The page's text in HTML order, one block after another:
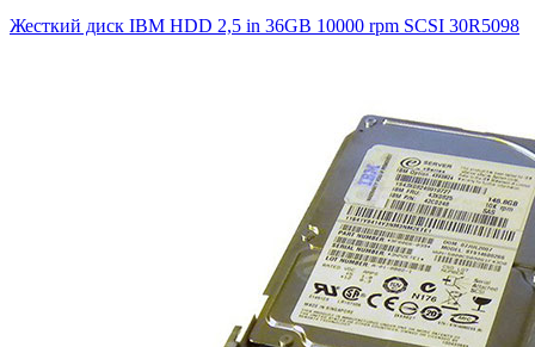
Жесткий диск IBM HDD 2,5 in 36GB 10000 rpm SCSI 30R5098